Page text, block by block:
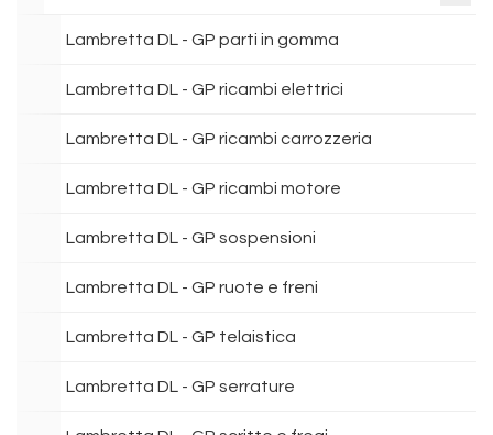
Lambretta DL - GP parti in gomma
Lambretta DL - GP ricambi elettrici
Lambretta DL - GP ricambi carrozzeria
Lambretta DL - GP ricambi motore
Lambretta DL - GP sospensioni
Lambretta DL - GP ruote e freni
Lambretta DL - GP telaistica
Lambretta DL - GP serrature